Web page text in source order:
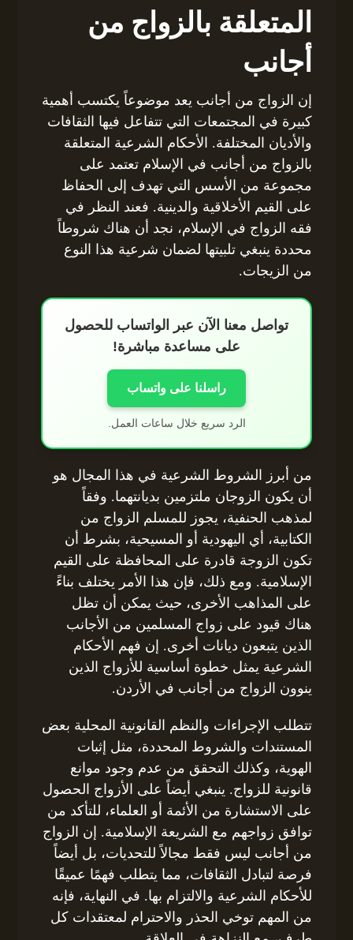
المتعلقة بالزواج من
أجانب
إن الزواج من أجانب يعد موضوعاً يكتسب أهمية
كبيرة في المجتمعات التي تتفاعل فيها الثقافات
والأديان المختلفة. الأحكام الشرعية المتعلقة
بالزواج من أجانب في الإسلام تعتمد على
مجموعة من الأسس التي تهدف إلى الحفاظ
على القيم الأخلاقية والدينية. فعند النظر في
فقه الزواج في الإسلام، نجد أن هناك شروطاً
محددة ينبغي تلبيتها لضمان شرعية هذا النوع
من الزيجات.
تواصل معنا الآن عبر الواتساب للحصول
على مساعدة مباشرة!
راسلنا على واتساب
الرد سريع خلال ساعات العمل.
من أبرز الشروط الشرعية في هذا المجال هو
أن يكون الزوجان ملتزمين بديانتهما. وفقاً
لمذهب الحنفية، يجوز للمسلم الزواج من
الكتابية، أي اليهودية أو المسيحية، بشرط أن
تكون الزوجة قادرة على المحافظة على القيم
الإسلامية. ومع ذلك، فإن هذا الأمر يختلف بناءً
على المذاهب الأخرى، حيث يمكن أن تظل
هناك قيود على زواج المسلمين من الأجانب
الذين يتبعون ديانات أخرى. إن فهم الأحكام
الشرعية يمثل خطوة أساسية للأزواج الذين
ينوون الزواج من أجانب في الأردن.
تتطلب الإجراءات والنظم القانونية المحلية بعض
المستندات والشروط المحددة، مثل إثبات
الهوية، وكذلك التحقق من عدم وجود موانع
قانونية للزواج. ينبغي أيضاً على الأزواج الحصول
على الاستشارة من الأئمة أو العلماء، للتأكد من
توافق زواجهم مع الشريعة الإسلامية. إن الزواج
من أجانب ليس فقط مجالاً للتحديات، بل أيضاً
فرصة لتبادل الثقافات، مما يتطلب فهمًا عميقًا
للأحكام الشرعية والالتزام بها. في النهاية، فإنه
من المهم توخي الحذر والاحترام لمعتقدات كل